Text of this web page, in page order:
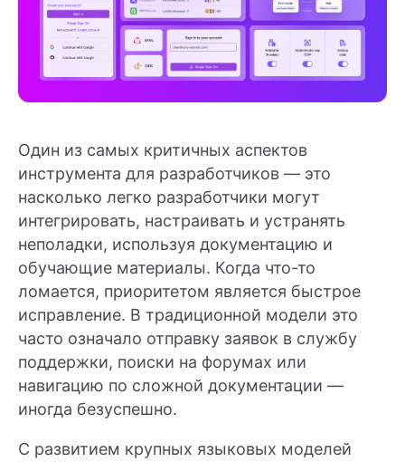
Один из самых критичных аспектов
инструмента для разработчиков — это
насколько легко разработчики могут
интегрировать, настраивать и устранять
неполадки, используя документацию и
обучающие материалы. Когда что-то
ломается, приоритетом является быстрое
исправление. В традиционной модели это
часто означало отправку заявок в службу
поддержки, поиски на форумах или
навигацию по сложной документации —
иногда безуспешно.
С развитием крупных языковых моделей